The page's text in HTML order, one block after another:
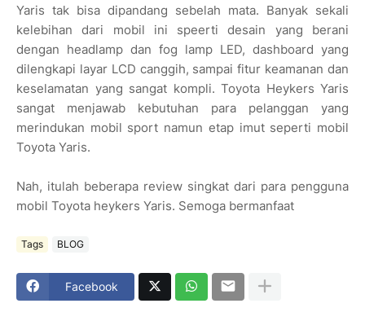
Yaris tak bisa dipandang sebelah mata. Banyak sekali
kelebihan dari mobil ini speerti desain yang berani
dengan headlamp dan fog lamp LED, dashboard yang
dilengkapi layar LCD canggih, sampai fitur keamanan dan
keselamatan yang sangat kompli. Toyota Heykers Yaris
sangat menjawab kebutuhan para pelanggan yang
merindukan mobil sport namun etap imut seperti mobil
Toyota Yaris.
Nah, itulah beberapa review singkat dari para pengguna
mobil Toyota heykers Yaris. Semoga bermanfaat
Tags BLOG
Facebook